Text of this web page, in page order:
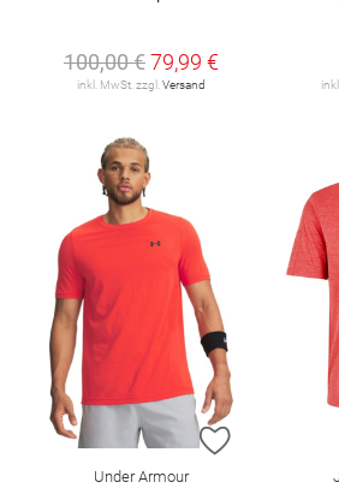
100,00 €79,99 €
inkl. MwSt. zzgl.Versand
ZUR
Under Armour